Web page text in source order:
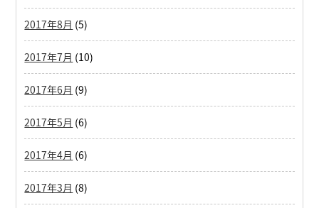
2017年8月 (5)
2017年7月 (10)
2017年6月 (9)
2017年5月 (6)
2017年4月 (6)
2017年3月 (8)